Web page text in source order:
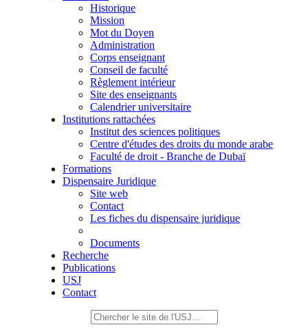
Historique
Mission
Mot du Doyen
Administration
Corps enseignant
Conseil de faculté
Règlement intérieur
Site des enseignants
Calendrier universitaire
Institutions rattachées
Institut des sciences politiques
Centre d'études des droits du monde arabe
Faculté de droit - Branche de Dubaï
Formations
Dispensaire Juridique
Site web
Contact
Les fiches du dispensaire juridique
Documents
Recherche
Publications
USJ
Contact